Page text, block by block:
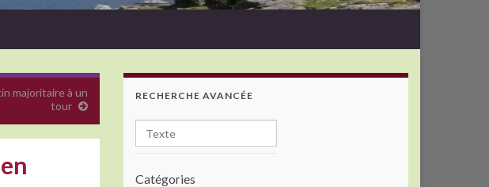
majoritaire à un
tour
RECHERCHE AVANCÉE
Catégories